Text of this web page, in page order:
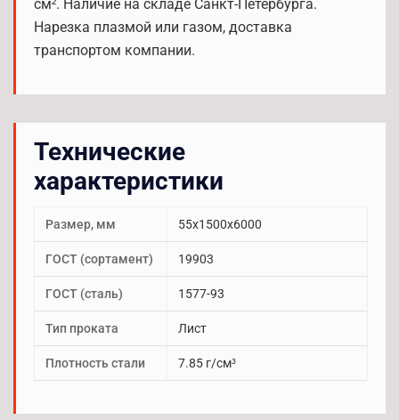
см². Наличие на складе Санкт-Петербурга.
Нарезка плазмой или газом, доставка
транспортом компании.
Технические
характеристики
Размер, мм 55х1500х6000
ГОСТ (сортамент) 19903
ГОСТ (сталь) 1577-93
Тип проката Лист
Плотность стали 7.85 г/см³